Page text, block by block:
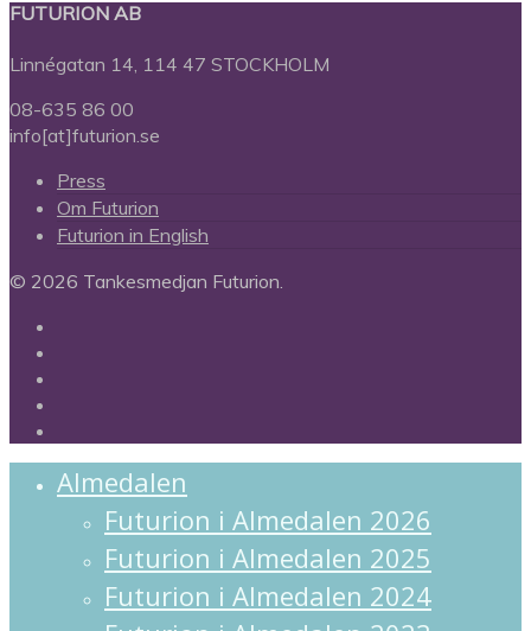
FUTURION AB
Linnégatan 14, 114 47 STOCKHOLM
08-635 86 00
info[at]futurion.se
Press
Om Futurion
Futurion in English
© 2026 Tankesmedjan Futurion.
Almedalen
Futurion i Almedalen 2026
Futurion i Almedalen 2025
Futurion i Almedalen 2024